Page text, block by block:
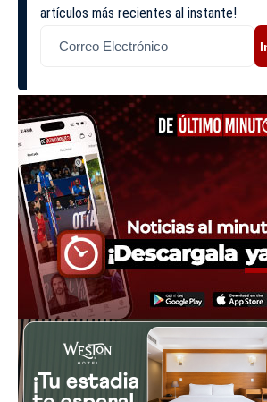
artículos más recientes al instante!